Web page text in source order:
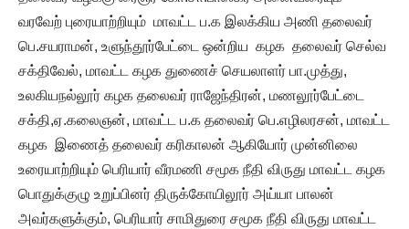
வரவேற் புரையாற்றியும் மாவட்ட ப.க இலக்கிய அணி தலைவர்
பெ.சயராமன், உளுந்தூர்பேட்டை ஒன்றிய கழக தலைவர் செல்வ
சக்திவேல், மாவட்ட கழக துணைச் செயலாளர் பா.முத்து,
உலகியநல்லூர் கழக தலைவர் ராஜேந்திரன், மணலூர்பேட்டை
சக்தி,ஏ.கலைஞன், மாவட்ட ப.க தலைவர் பெ.எழிலரசன், மாவட்ட
கழக இணைத் தலைவர் கரிகாலன் ஆகியோர் முன்னிலை
உரையாற்றியும் பெரியார் வீரமணி சமூக நீதி விருது மாவட்ட கழக
பொதுக்குழு உறுப்பினர் திருக்கோயிலூர் அய்யா பாலன்
அவர்களுக்கும், பெரியார் சாமிதுரை சமூக நீதி விருது மாவட்ட